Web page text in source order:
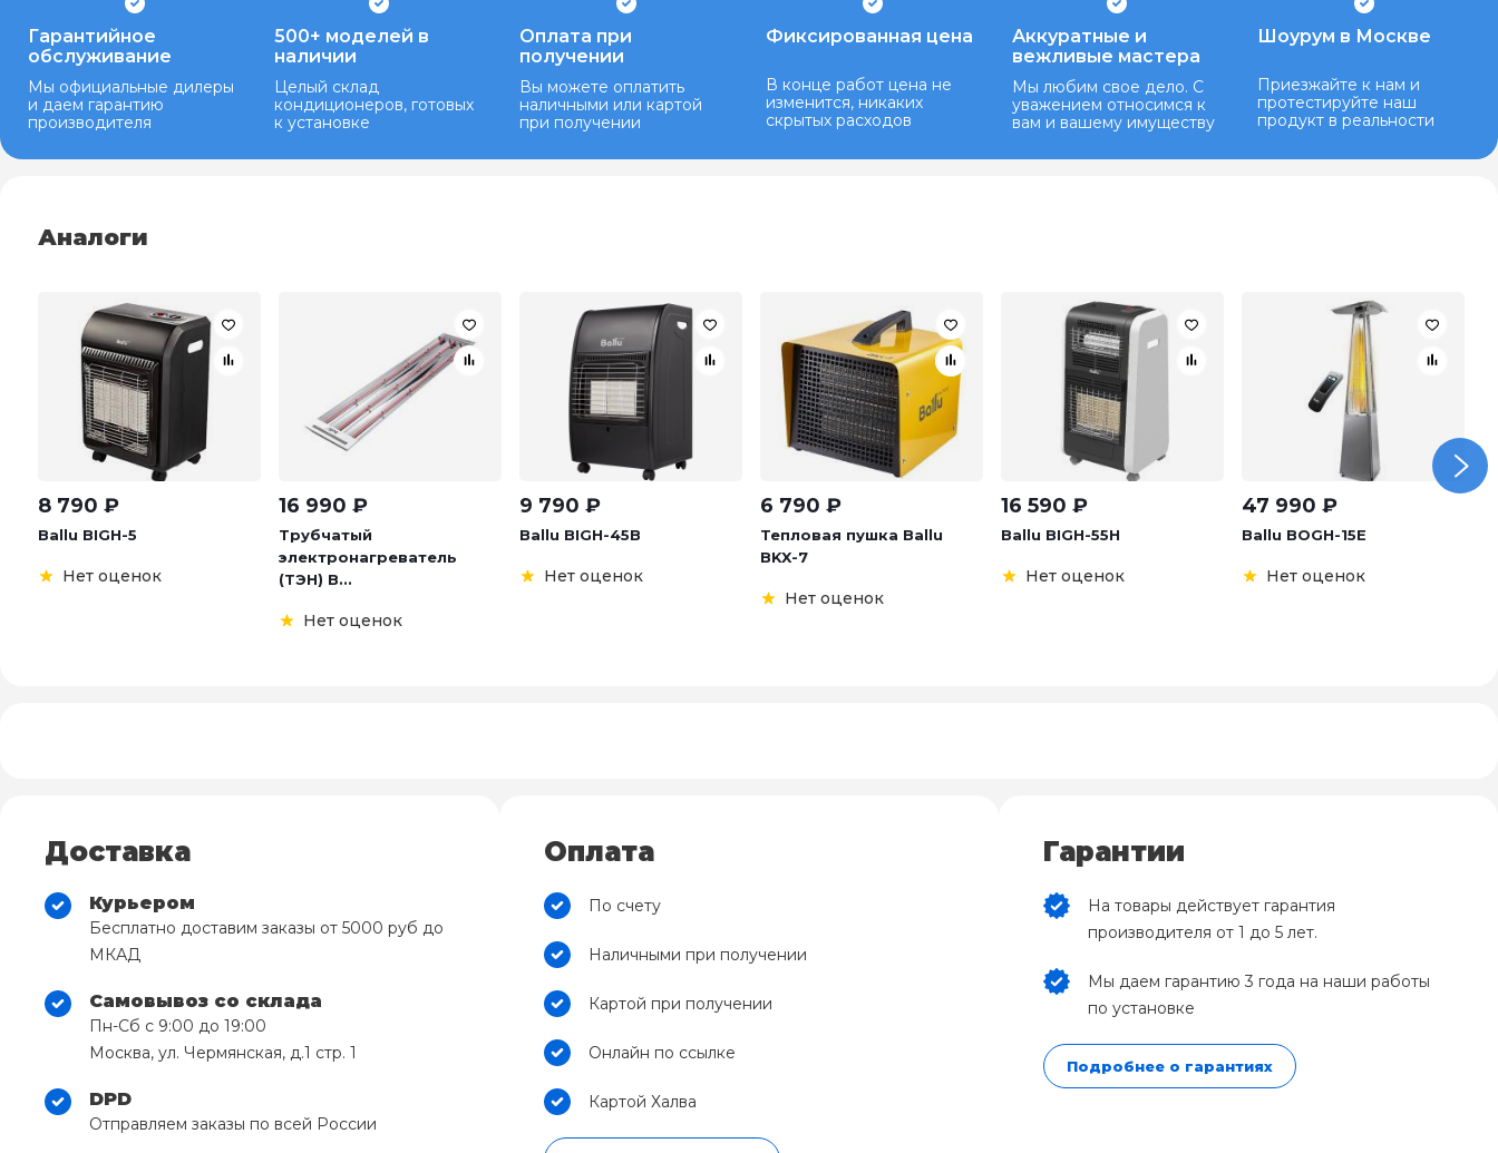
Гарантийное
обслуживание
Мы официальные дилеры
и даем гарантию
производителя
500+ моделей в
наличии
Целый склад
кондиционеров, готовых
к установке
Оплата при
получении
Вы можете оплатить
наличными или картой
при получении
Фиксированная цена
В конце работ цена не
изменится, никаких
скрытых расходов
Аккуратные и
вежливые мастера
Мы любим свое дело. С
уважением относимся к
вам и вашему имуществу
Шоурум в Москве
Приезжайте к нам и
протестируйте наш
продукт в реальности
Аналоги
8 790 ₽
Ballu BIGH-5
Нет оценок
16 990 ₽
Трубчатый
электронагреватель
(ТЭН) B...
Нет оценок
9 790 ₽
Ballu BIGH-45B
Нет оценок
6 790 ₽
Тепловая пушка Ballu
BKX-7
Нет оценок
16 590 ₽
Ballu BIGH-55H
Нет оценок
47 990 ₽
Ballu BOGH-15E
Нет оценок
Доставка
Курьером
Бесплатно доставим заказы от 5000 руб до
МКАД
Самовывоз со склада
Пн-Сб с 9:00 до 19:00
Москва, ул. Чермянская, д.1 стр. 1
DPD
Отправляем заказы по всей России
Оплата
По счету
Наличными при получении
Картой при получении
Онлайн по ссылке
Картой Халва
Гарантии
На товары действует гарантия
производителя от 1 до 5 лет.
Мы даем гарантию 3 года на наши работы
по установке
Подробнее о гарантиях